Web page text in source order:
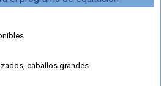
caballos grandes